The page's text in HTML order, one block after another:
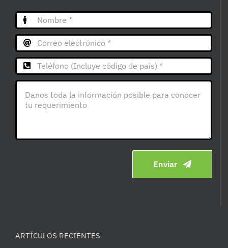
Enviar
ARTÍCULOS RECIENTES